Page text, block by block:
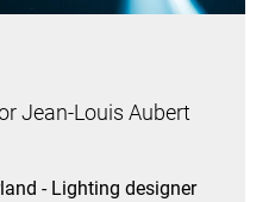
Jean-Louis Aubert
- Lighting designer